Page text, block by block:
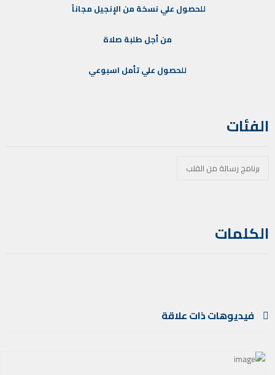
للحصول علي نسخة من الإنجيل مجاناً
منأجل طلبة صلاة
للحصول عليتأمل اسبوعي
الفئات
برنامج رسالة من القلب
الكلمات
فيديوهات ذات علاقة